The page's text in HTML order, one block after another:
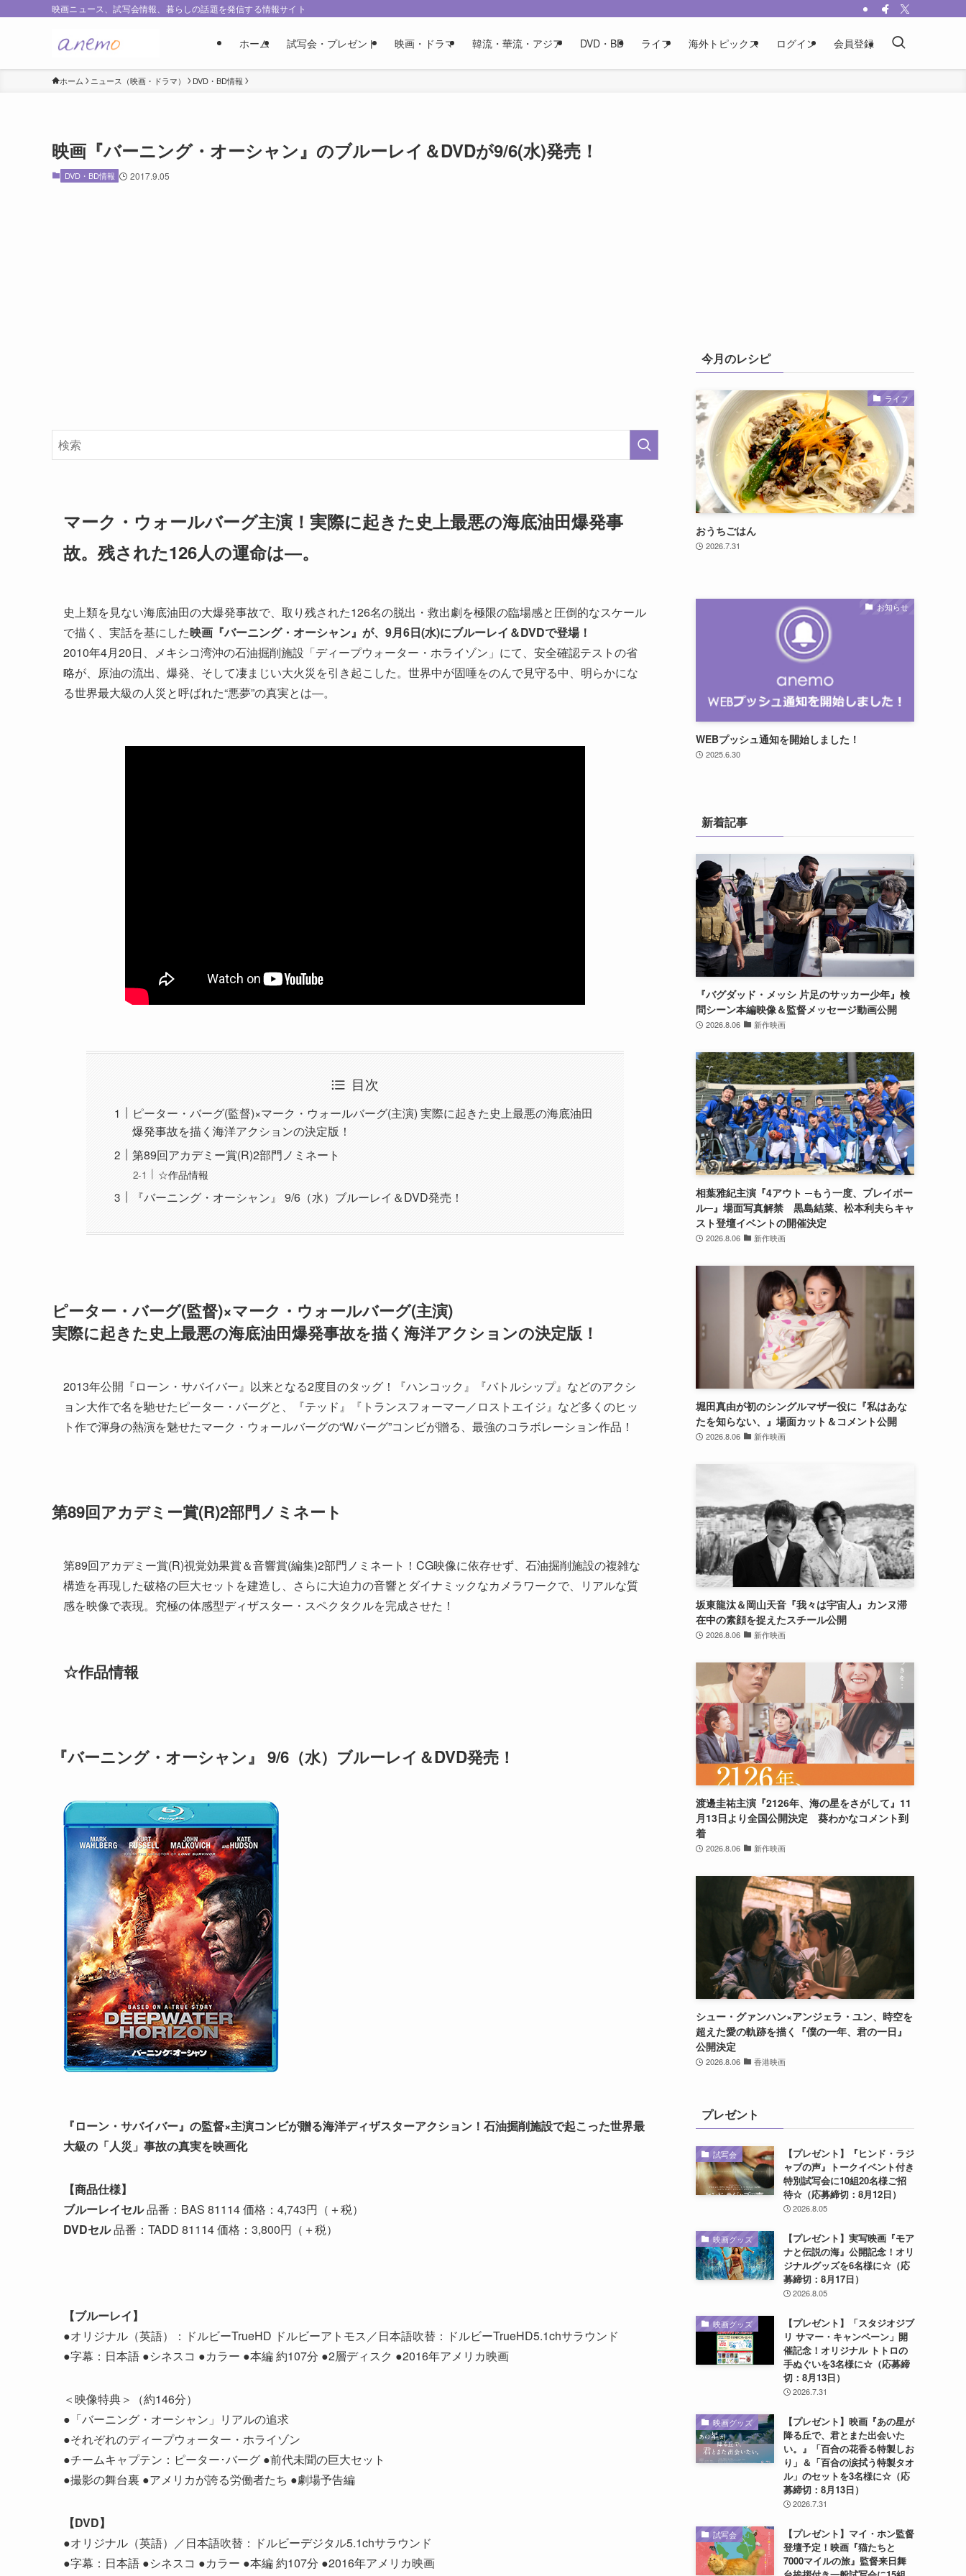
映画ニュース、試写会情報、暮らしの話題を発信する情報サイト
ホーム 試写会・プレゼント 映画・ドラマ 韓流・華流・アジア DVD・BD ライフ 海外トピックス ログイン 会員登録
ホーム ニュース（映画・ドラマ） DVD・BD情報
映画『バーニング・オーシャン』のブルーレイ＆DVDが9/6(水)発売！
DVD・BD情報 2017.9.05
マーク・ウォールバーグ主演！実際に起きた史上最悪の海底油田爆発事
故。残された126人の運命は―。
史上類を見ない海底油田の大爆発事故で、取り残された126名の脱出・救出劇を極限の臨場感と圧倒的なスケール
で描く、実話を基にした映画『バーニング・オーシャン』が、9月6日(水)にブルーレイ＆DVDで登場！
2010年4月20日、メキシコ湾沖の石油掘削施設「ディープウォーター・ホライゾン」にて、安全確認テストの省
略が、原油の流出、爆発、そして凄まじい大火災を引き起こした。世界中が固唾をのんで見守る中、明らかにな
る世界最大級の人災と呼ばれた“悪夢”の真実とは―。
目次
ピーター・バーグ(監督)×マーク・ウォールバーグ(主演) 実際に起きた史上最悪の海底油田
爆発事故を描く海洋アクションの決定版！
第89回アカデミー賞(R)2部門ノミネート
☆作品情報
『バーニング・オーシャン』 9/6（水）ブルーレイ＆DVD発売！
ピーター・バーグ(監督)×マーク・ウォールバーグ(主演)
実際に起きた史上最悪の海底油田爆発事故を描く海洋アクションの決定版！
2013年公開『ローン・サバイバー』以来となる2度目のタッグ！『ハンコック』『バトルシップ』などのアクシ
ョン大作で名を馳せたピーター・バーグと、『テッド』『トランスフォーマー／ロストエイジ』など多くのヒッ
ト作で渾身の熱演を魅せたマーク・ウォールバーグの“Wバーグ”コンビが贈る、最強のコラボレーション作品！
第89回アカデミー賞(R)2部門ノミネート
第89回アカデミー賞(R)視覚効果賞＆音響賞(編集)2部門ノミネート！CG映像に依存せず、石油掘削施設の複雑な
構造を再現した破格の巨大セットを建造し、さらに大迫力の音響とダイナミックなカメラワークで、リアルな質
感を映像で表現。究極の体感型ディザスター・スペクタクルを完成させた！
☆作品情報
『バーニング・オーシャン』 9/6（水）ブルーレイ＆DVD発売！
『ローン・サバイバー』の監督×主演コンビが贈る海洋ディザスターアクション！石油掘削施設で起こった世界最
大級の「人災」事故の真実を映画化
【商品仕様】
ブルーレイセル品番：BAS 81114 価格：4,743円（＋税）
DVDセル品番：TADD 81114 価格：3,800円（＋税）
【ブルーレイ】
●オリジナル（英語）：ドルビーTrueHD ドルビーアトモス／日本語吹替：ドルビーTrueHD5.1chサラウンド
●字幕：日本語 ●シネスコ ●カラー ●本編 約107分 ●2層ディスク ●2016年アメリカ映画
＜映像特典＞（約146分）
●「バーニング・オーシャン」リアルの追求
●それぞれのディープウォーター・ホライゾン
●チームキャプテン：ピーター･バーグ ●前代未聞の巨大セット
●撮影の舞台裏 ●アメリカが誇る労働者たち ●劇場予告編
【DVD】
●オリジナル（英語）／日本語吹替：ドルビーデジタル5.1chサラウンド
●字幕：日本語 ●シネスコ ●カラー ●本編 約107分 ●2016年アメリカ映画
今月のレシピ
ライフ
おうちごはん
2026.7.31
お知らせ
WEBプッシュ通知を開始しました！
2025.6.30
新着記事
『バグダッド・メッシ 片足のサッカー少年』検
問シーン本編映像＆監督メッセージ動画公開
2026.8.06 新作映画
相葉雅紀主演『4アウト ─もう一度、プレイボー
ル─』場面写真解禁 黒島結菜、松本利夫らキャ
スト登壇イベントの開催決定
2026.8.06 新作映画
堀田真由が初のシングルマザー役に『私はあな
たを知らない、』場面カット＆コメント公開
2026.8.06 新作映画
坂東龍汰＆岡山天音『我々は宇宙人』カンヌ滞
在中の素顔を捉えたスチール公開
2026.8.06 新作映画
渡邊圭祐主演『2126年、海の星をさがして』11
月13日より全国公開決定 葵わかなコメント到
着
2026.8.06 新作映画
シュー・グァンハン×アンジェラ・ユン、時空を
超えた愛の軌跡を描く『僕の一年、君の一日』
公開決定
2026.8.06 香港映画
プレゼント
試写会
【プレゼント】『ヒンド・ラジ
ャブの声』トークイベント付き
特別試写会に10組20名様ご招
待☆（応募締切：8月12日）
2026.8.05
映画グッズ
【プレゼント】実写映画『モア
ナと伝説の海』公開記念！オリ
ジナルグッズを6名様に☆（応
募締切：8月17日）
2026.8.05
映画グッズ
【プレゼント】「スタジオジブ
リ サマー・キャンペーン」開
催記念！オリジナル トトロの
手ぬぐいを3名様に☆（応募締
切：8月13日）
2026.7.31
映画グッズ
【プレゼント】映画『あの星が
降る丘で、君とまた出会いた
い。』「百合の花香る特製しお
り」＆「百合の涙拭う特製タオ
ル」のセットを3名様に☆（応
募締切：8月13日）
2026.7.31
試写会
【プレゼント】マイ・ホン監督
登壇予定！映画『猫たちと
7000マイルの旅』監督来日舞